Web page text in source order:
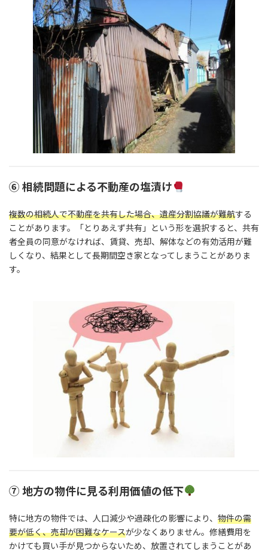
⑥ 相続問題による不動産の塩漬け
複数の相続人で不動産を共有した場合、遺産分割協議が難航する
ことがあります。「とりあえず共有」という形を選択すると、共有
者全員の同意がなければ、賃貸、売却、解体などの有効活用が難
しくなり、結果として長期間空き家となってしまうことがありま
す。
⑦ 地方の物件に見る利用価値の低下
特に地方の物件では、人口減少や過疎化の影響により、 物件の需
要が低く、売却が困難なケースが少なくありません。修繕費用を
かけても買い手が見つからないため、放置されてしまうことがあ